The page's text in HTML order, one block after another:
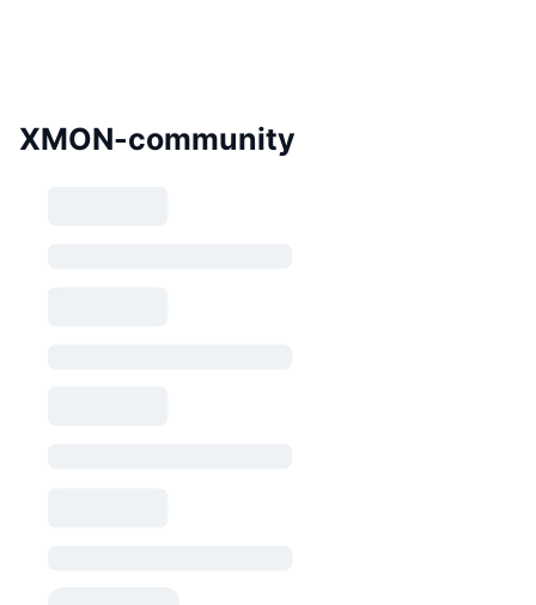
XMON-community